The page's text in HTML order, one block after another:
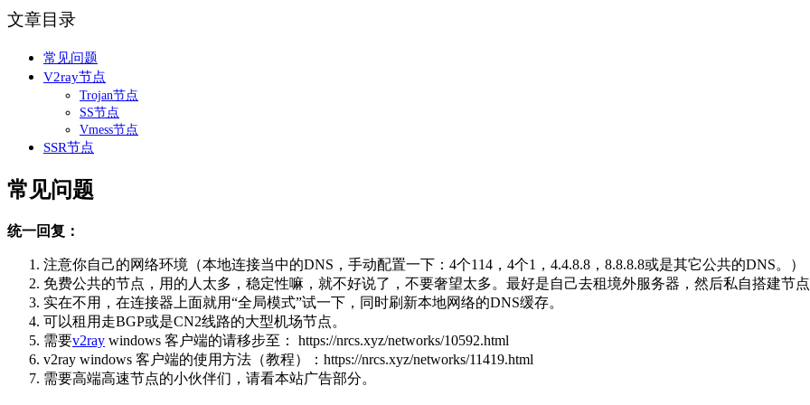
文章目录
常见问题
V2ray节点
Trojan节点
SS节点
Vmess节点
SSR节点
常见问题
统一回复：
注意你自己的网络环境（本地连接当中的DNS，手动配置一下：4个114，4个1，4.4.8.8，8.8.8.8或是其它公共的DNS。）
免费公共的节点，用的人太多，稳定性嘛，就不好说了，不要奢望太多。最好是自己去租境外服务器，然后私自搭建节
实在不用，在连接器上面就用“全局模式”试一下，同时刷新本地网络的DNS缓存。
可以租用走BGP或是CN2线路的大型机场节点。
需要v2ray windows 客户端的请移步至： https://nrcs.xyz/networks/10592.html
v2ray windows 客户端的使用方法（教程）：https://nrcs.xyz/networks/11419.html
需要高端高速节点的小伙伴们，请看本站广告部分。